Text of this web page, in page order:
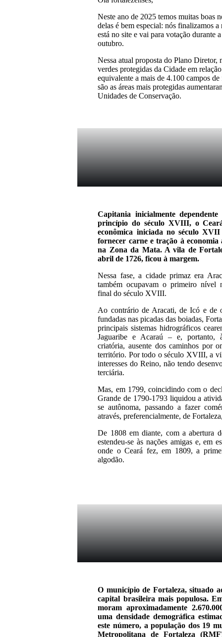
Neste ano de 2025 temos muitas boas
delas é bem especial: nós finalizamos
está no site e vai para votação durante
outubro.
Nessa atual proposta do Plano Diretor,
verdes protegidas da Cidade em
equivalente a mais de 4.100 campos
são as áreas mais protegidas
Unidades de Conservação.
Capitania inicialmente
princípio do século XVIII, o
econômica iniciada no século
fornecer carne e tração à economia
na Zona da Mata. A vila de
abril de 1726, ficou à margem.
Nessa fase, a cidade primaz era
também ocupavam o primeiro nível
final do século XVIII.
Ao contrário de Aracati, de Icó e de
fundadas nas picadas das boiadas,
principais sistemas hidrográficos
Jaguaribe e Acaraú – e, portanto,
criatória, ausente dos caminhos por
território. Por todo o século XVIII, a
interesses do Reino, não tendo
terciária.
Mas, em 1799, coincidindo com o
Grande de 1790-1793 liquidou a
se autônoma, passando a fazer
através, preferencialmente, de
De 1808 em diante, com a abertura
estendeu-se às nações amigas e, em
onde o Ceará fez, em 1809, a
algodão.
O município de Fortaleza, situado
capital brasileira mais populosa.
moram aproximadamente
uma densidade demográfica
este número, a população dos 19
Metropolitana de Fortaleza